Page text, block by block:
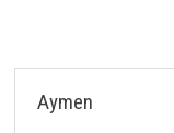
Aymen